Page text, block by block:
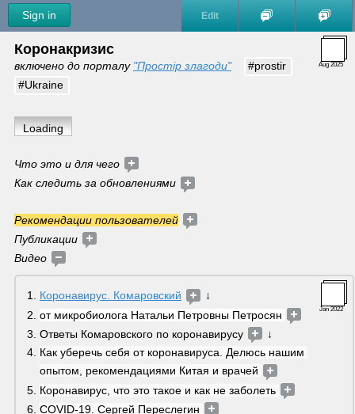
Sign in Edit
Aug 2025
Коронакризис
включено до порталу "Простір злагоди"
#prostir
#Ukraine
Loading
Что это и для чего
Как следить за обновлениями
Рекомендации пользователей
Публикации
Видео
Jan 2022
Коронавирус. Комаровский
↓
от микробиолога Натальи Петровны Петросян
Ответы Комаровского по коронавирусу
↓
Как уберечь себя от коронавируса. Делюсь нашим
опытом, рекомендациями Китая и врачей
Коронавирус, что это такое и как не заболеть
COVID-19. Сергей Переслегин